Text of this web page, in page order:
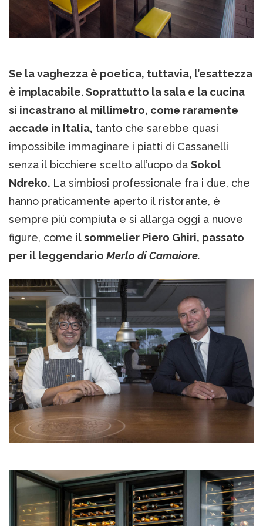
Se la vaghezza è poetica, tuttavia, l’esattezza
è implacabile. Soprattutto la sala e la cucina
si incastrano al millimetro, come raramente
accade in Italia, tanto che sarebbe quasi
impossibile immaginare i piatti di Cassanelli
senza il bicchiere scelto all’uopo da Sokol
Ndreko. La simbiosi professionale fra i due, che
hanno praticamente aperto il ristorante, è
sempre più compiuta e si allarga oggi a nuove
figure, come il sommelier Piero Ghiri, passato
per il leggendario Merlo di Camaiore.